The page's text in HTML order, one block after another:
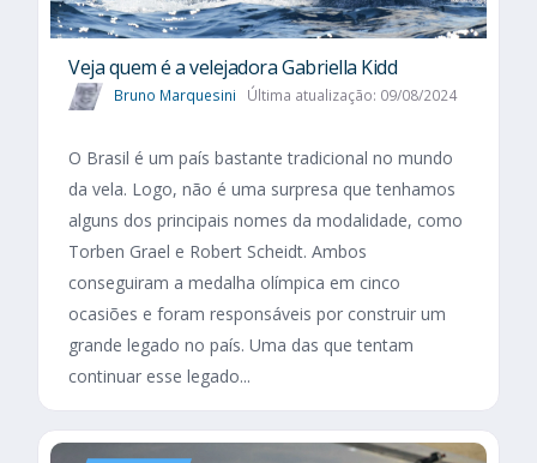
Veja quem é a velejadora Gabriella Kidd
Bruno Marquesini Última atualização: 09/08/2024
O Brasil é um país bastante tradicional no mundo
da vela. Logo, não é uma surpresa que tenhamos
alguns dos principais nomes da modalidade, como
Torben Grael e Robert Scheidt. Ambos
conseguiram a medalha olímpica em cinco
ocasiões e foram responsáveis por construir um
grande legado no país. Uma das que tentam
continuar esse legado...